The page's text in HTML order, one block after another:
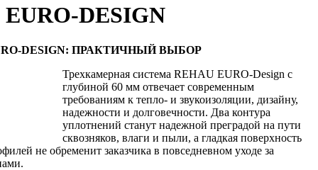
EURO-DESIGN
-DESIGN: ПРАКТИЧНЫЙ ВЫБОР
Трехкамерная система REHAU EURO-Design с
глубиной 60 мм отвечает современным
требованиям к тепло- и звукоизоляции, дизайну,
надежности и долговечности. Два контура
уплотнений станут надежной преградой на пути
сквозняков, влаги и пыли, а гладкая поверхность
не обременит заказчика в повседневном уходе за